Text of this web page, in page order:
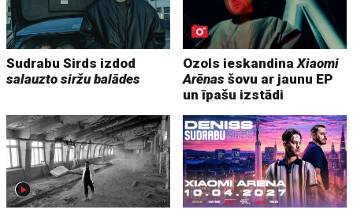
Sudrabu Sirds izdod
salauzto siržu balādes
Ozols ieskandinaXiaomi
Arēnas šovu ar jaunu EP
un īpašu izstādi